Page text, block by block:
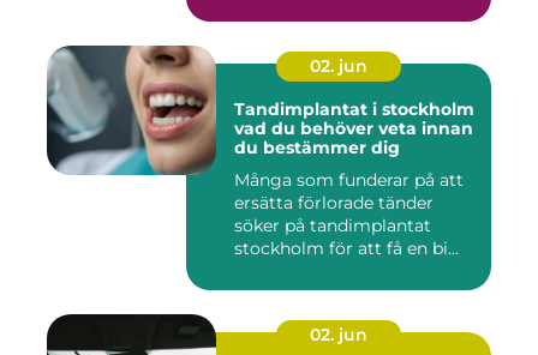
02. jun
Tandimplantat i stockholm
vad du behöver veta innan
du bestämmer dig
Många som funderar på att
ersätta förlorade tänder
söker på tandimplantat
stockholm för att få en bi...
02. jun